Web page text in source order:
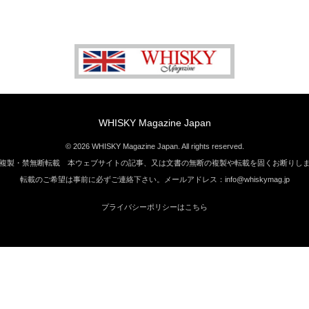
WHISKY Magazine Japan
© 2026 WHISKY Magazine Japan. All rights reserved.
製・禁無断転載 本ウェブサイトの記事、又は文書の無断の複製や転載を固くお断りし
転載のご希望は事前に必ずご連絡下さい。メールアドレス：info@whiskymag.jp
プライバシーポリシーはこちら